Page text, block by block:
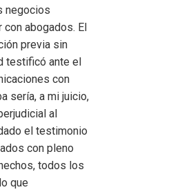
negocios
abogados. El
previa sin
testificó ante el
con
sería, a mi juicio,
al
el testimonio
con pleno
todos los
que